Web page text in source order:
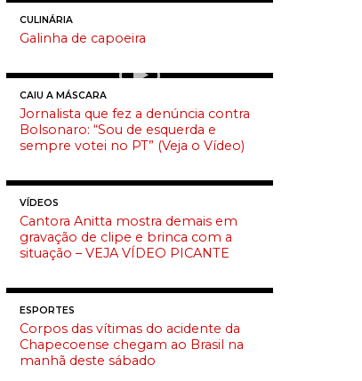
CULINÁRIA
Galinha de capoeira
CAIU A MÁSCARA
Jornalista que fez a denúncia contra
Bolsonaro: “Sou de esquerda e
sempre votei no PT” (Veja o Vídeo)
VÍDEOS
Cantora Anitta mostra demais em
gravação de clipe e brinca com a
situação – VEJA VÍDEO PICANTE
ESPORTES
Corpos das vítimas do acidente da
Chapecoense chegam ao Brasil na
manhã deste sábado